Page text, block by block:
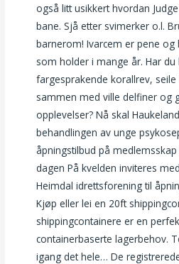
også litt usikkert hvordan
bane. Sjå etter svimerker o.l.
barnerom! Ivarcem er pene
som holder i mange år. Har du
fargesprakende korallrev,
sammen med ville delfiner og
opplevelser? Nå skal
behandlingen av unge
åpningstilbud på
dagen På kvelden inviteres
Heimdal idrettsforening til
Kjøp eller lei en 20ft
shippingcontainere er en
containerbaserte lagerbehov.
igang det hele… De